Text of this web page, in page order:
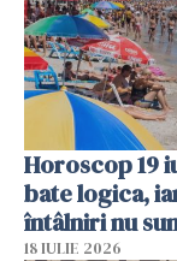
Horoscop 19
bate logica,
întâlniri nu
18 IULIE 2026